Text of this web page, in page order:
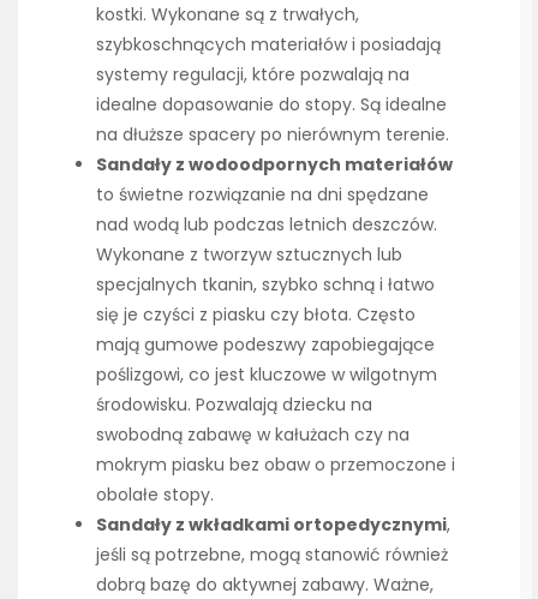
kostki. Wykonane są z trwałych,
szybkoschnących materiałów i posiadają
systemy regulacji, które pozwalają na
idealne dopasowanie do stopy. Są idealne
na dłuższe spacery po nierównym terenie.
Sandały z wodoodpornych materiałów
to świetne rozwiązanie na dni spędzane
nad wodą lub podczas letnich deszczów.
Wykonane z tworzyw sztucznych lub
specjalnych tkanin, szybko schną i łatwo
się je czyści z piasku czy błota. Często
mają gumowe podeszwy zapobiegające
poślizgowi, co jest kluczowe w wilgotnym
środowisku. Pozwalają dziecku na
swobodną zabawę w kałużach czy na
mokrym piasku bez obaw o przemoczone i
obolałe stopy.
Sandały z wkładkami ortopedycznymi,
jeśli są potrzebne, mogą stanowić również
dobrą bazę do aktywnej zabawy. Ważne,